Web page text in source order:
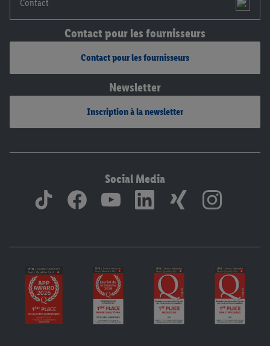
Contact
Contact pour les fournisseurs
Contact pour les fournisseurs
Newsletter
Inscription à la newsletter
Social Media